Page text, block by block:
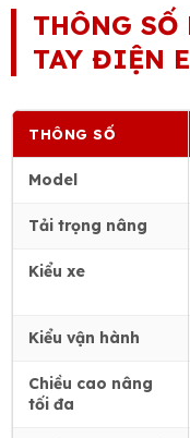
THÔNG
TAY ĐIỆN
THÔNG SỐ
Model
Tải trọng nâng
Kiểu xe
Kiểu vận hành
Chiều cao nâng
tối đa